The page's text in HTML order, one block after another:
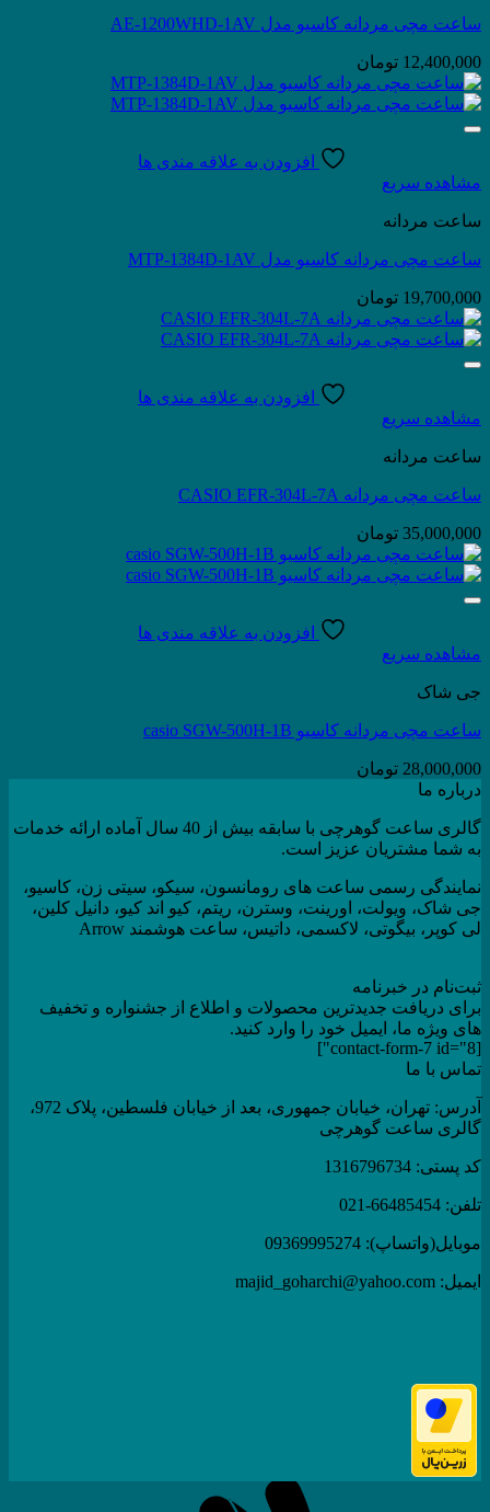
ساعت مچی مردانه کاسیو مدل AE-1200WHD-1AV
12,400,000 تومان
افزودن به علاقه مندی ها
مشاهده سریع
ساعت مردانه
ساعت مچی مردانه کاسیو مدل MTP-1384D-1AV
19,700,000 تومان
افزودن به علاقه مندی ها
مشاهده سریع
ساعت مردانه
ساعت مچی مردانه CASIO EFR-304L-7A
35,000,000 تومان
افزودن به علاقه مندی ها
مشاهده سریع
جی شاک
ساعت مچی مردانه کاسیو casio SGW-500H-1B
28,000,000 تومان
درباره ما
گالری ساعت گوهرچی با سابقه بیش از 40 سال آماده ارائه خدمات
به شما مشتریان عزیز است.
نمایندگی رسمی ساعت های رومانسون، سیکو، سیتی زن، کاسیو،
جی شاک، ویولت، اورینت، وسترن، ریتم، کیو اند کیو، دانیل کلین،
لی کوپر، بیگوتی، لاکسمی، داتیس، ساعت هوشمند Arrow
ثبت‌نام در خبرنامه
برای دریافت جدیدترین محصولات و اطلاع از جشنواره و تخفیف
های ویژه ما، ایمیل خود را وارد کنید.
[contact-form-7 id="8"]
تماس با ما
آدرس: تهران، خیابان جمهوری، بعد از خیابان فلسطین، پلاک 972،
گالری ساعت گوهرچی
کد پستی: 1316796734
تلفن: 66485454-021
موبایل(واتساپ): 09369995274
ایمیل: majid_goharchi@yahoo.com